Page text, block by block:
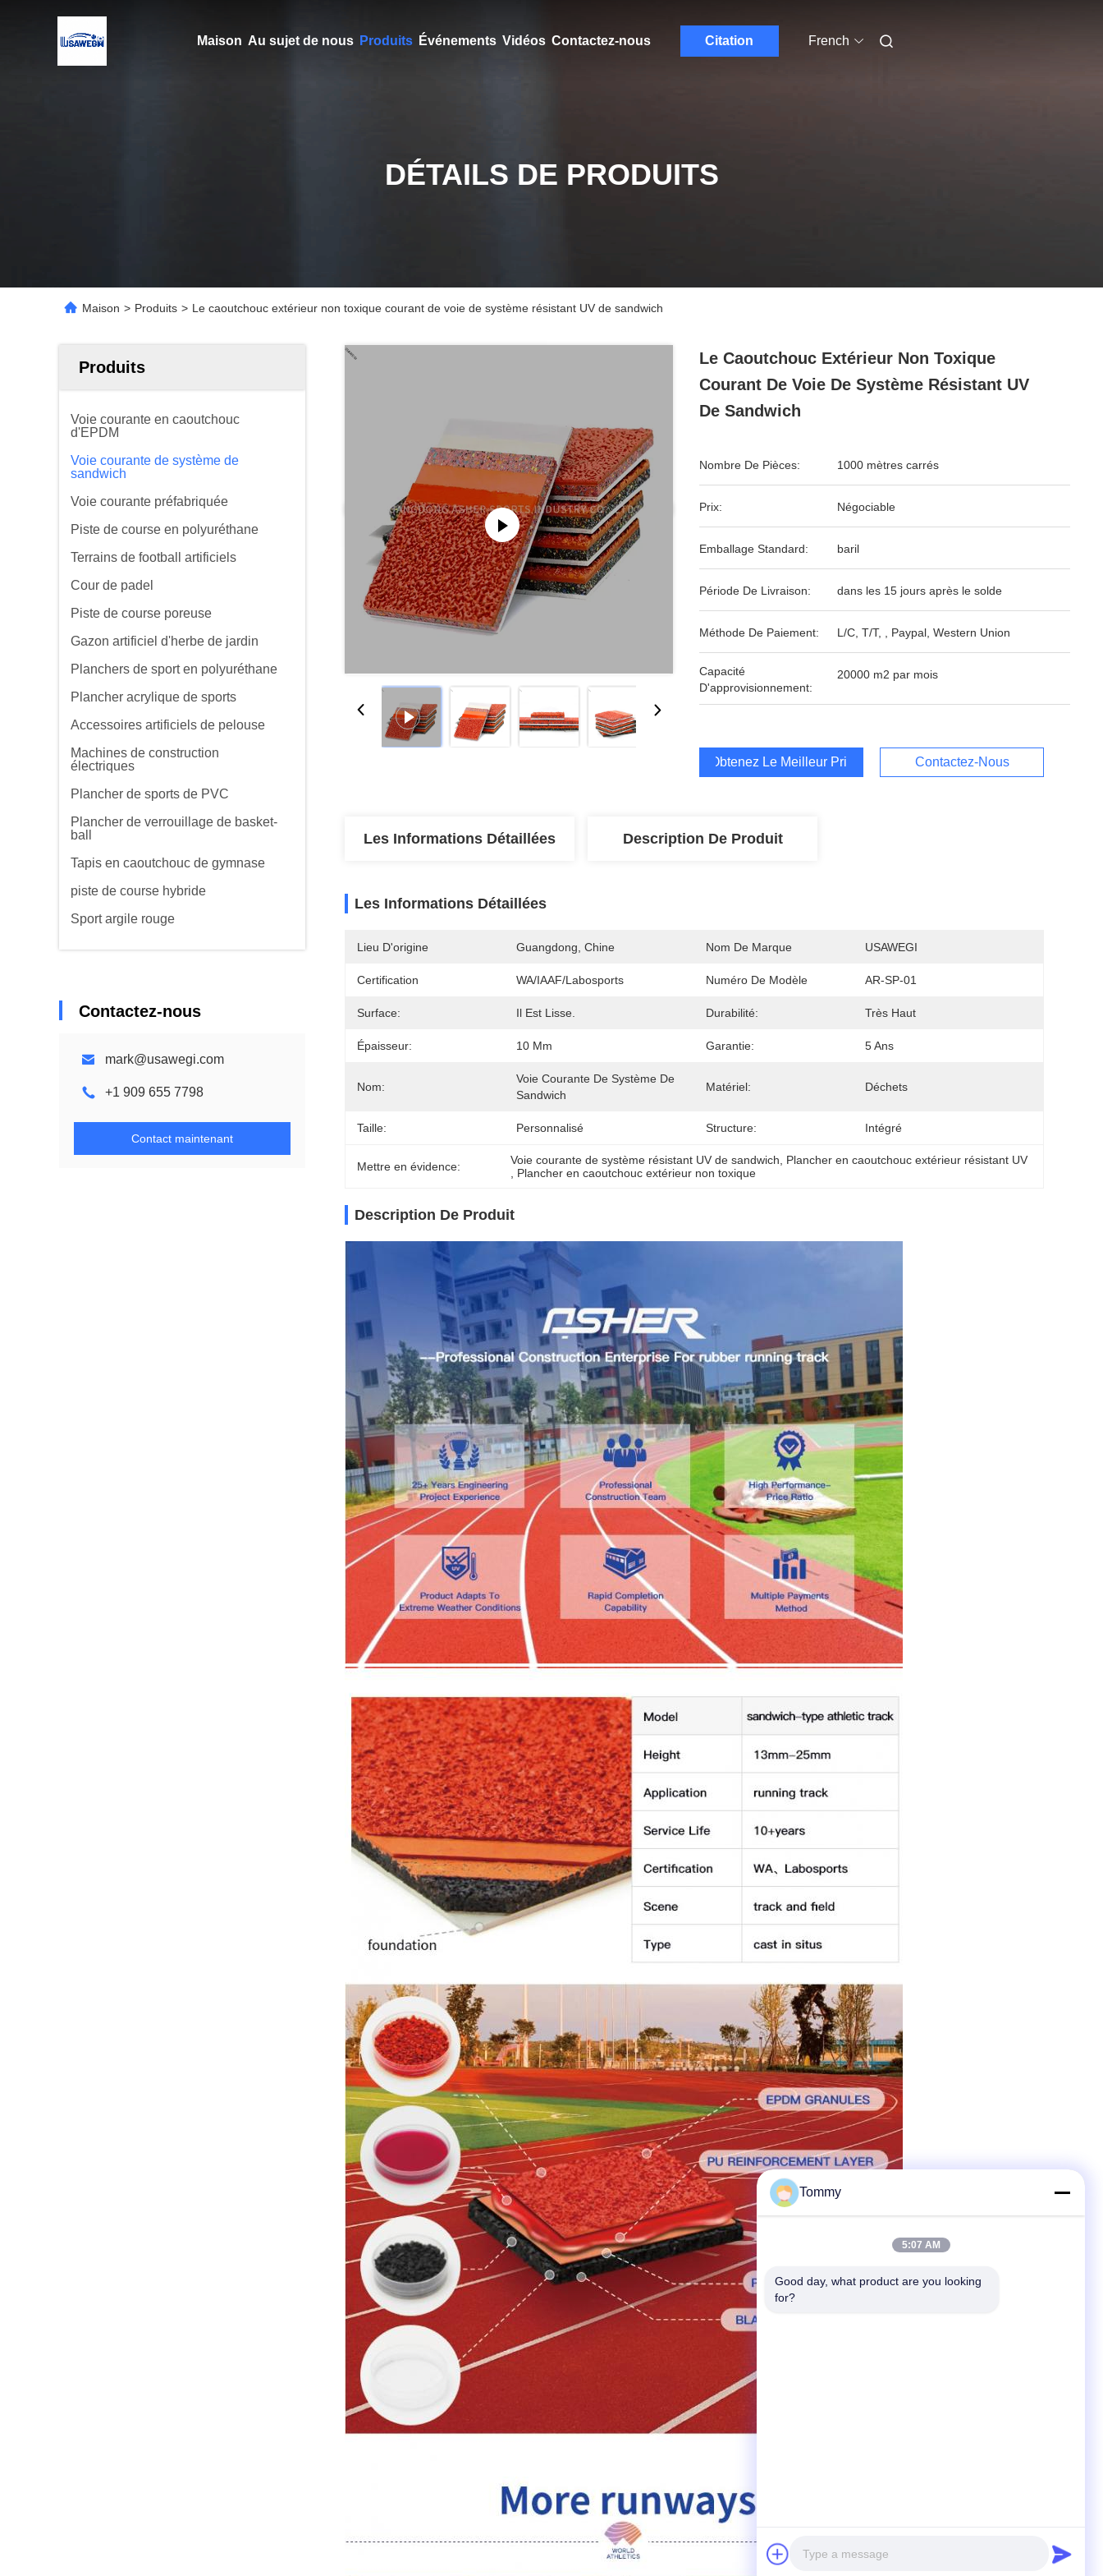
Maison Au sujet de nous Produits Événements Vidéos Contactez-nous Citation French
DÉTAILS DE PRODUITS
Maison > Produits > Le caoutchouc extérieur non toxique courant de voie de système résistant UV de sandwich
Produits
Voie courante en caoutchouc
d'EPDM
Voie courante de système de
sandwich
Voie courante préfabriquée
Piste de course en polyuréthane
Terrains de football artificiels
Cour de padel
Piste de course poreuse
Gazon artificiel d'herbe de jardin
Planchers de sport en polyuréthane
Plancher acrylique de sports
Accessoires artificiels de pelouse
Machines de construction
électriques
Plancher de sports de PVC
Plancher de verrouillage de basket-
ball
Tapis en caoutchouc de gymnase
piste de course hybride
Sport argile rouge
Contactez-nous
mark@usawegi.com
+1 909 655 7798
Contact maintenant
Le Caoutchouc Extérieur Non Toxique
Courant De Voie De Système Résistant UV
De Sandwich
Nombre De Pièces: 1000 mètres carrés
Prix: Négociable
Emballage Standard: baril
Période De Livraison: dans les 15 jours après le solde
Méthode De Paiement: L/C, T/T, , Paypal, Western Union
Capacité
D'approvisionnement:
20000 m2 par mois
Obtenez Le Meilleur Prix Contactez-Nous
Les Informations Détaillées Description De Produit
Les Informations Détaillées
Lieu D'origine Guangdong, Chine Nom De Marque USAWEGI
Certification WA/IAAF/Labosports Numéro De Modèle AR-SP-01
Surface: Il Est Lisse. Durabilité: Très Haut
Épaisseur: 10 Mm Garantie: 5 Ans
Nom:
Voie Courante De Système De
Sandwich
Matériel: Déchets
Taille: Personnalisé Structure: Intégré
Mettre en évidence: Voie courante de système résistant UV de sandwich
Plancher en caoutchouc extérieur résistant UV
Plancher en caoutchouc extérieur non toxique
Description De Produit
Tommy
5:07 AM
Good day, what product are you looking
for?